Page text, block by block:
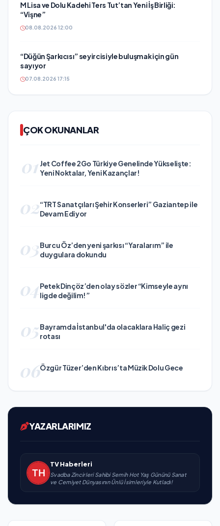
M Lisa ve Dolu Kadehi Ters Tut’tan Yeni İş Birliği:
“Vişne”
08.08.2026 12:00
“Düğün Şarkıcısı” seyircisiyle buluşmak için gün
sayıyor
07.08.2026 17:15
ÇOK OKUNANLAR
01 Jet Coffee 2Go Türkiye Genelinde Yükselişte:
Yeni Noktalar, Yeni Kazançlar!
02“TRT Sanatçıları Şehir Konserleri” Gaziantep ile
Devam Ediyor
03Burcu Öz’den yeni şarkısı “Yaralarım” ile
duygulara dokundu
04Petek Dinçöz’den olay sözler “Kimseyle aynı
ligde değilim!”
05Bayramda İstanbul'da olacaklara Haliç gezi
rotası
06Özgür Tüzer’den Kıbrıs’ta Müzik Dolu Gece
YAZARLARIMIZ
TV Haberleri
Svadba Zincirleri Sahibi Semih Hot Yaş Gününü Sanat
ve Cemiyet Dünyasının Ünlü İsimleriyle Kutladı!